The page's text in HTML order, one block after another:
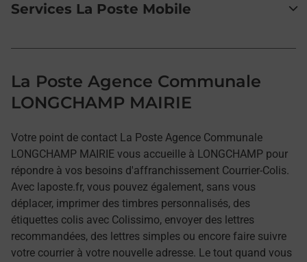
Services La Poste Mobile
La Poste Agence Communale
LONGCHAMP MAIRIE
Votre point de contact La Poste Agence Communale
LONGCHAMP MAIRIE vous accueille à LONGCHAMP pour
répondre à vos besoins d'affranchissement Courrier-Colis.
Avec laposte.fr, vous pouvez également, sans vous
déplacer, imprimer des timbres personnalisés, des
étiquettes colis avec Colissimo, envoyer des lettres
recommandées, des lettres simples ou encore faire suivre
votre courrier à votre nouvelle adresse. Le tout quand vous